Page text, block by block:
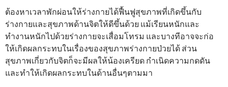
ต้องหาเวลาพักผ่อนให้ร่างกายได้ฟื้นฟูสุขภาพที่เกิดขึ้นกับ
ร่างกายและสุขภาพด้านจิตให้ดีขึ้นด้วย แม้เรียนหนักและ
ทำงานหนักไปด้วยร่างกายจะเสื่อมโทรม และบางทีอาจจะก่อ
ให้เกิดผลกระทบในเรื่องของสุขภาพร่างกายป่วยได้ ส่วน
สุขภาพเกี่ยวกับจิตก็จะมีผลให้น้องเครียด กำเนิดความกดดัน
และทำให้เกิดผลกระทบในด้านอื่นๆตามมา